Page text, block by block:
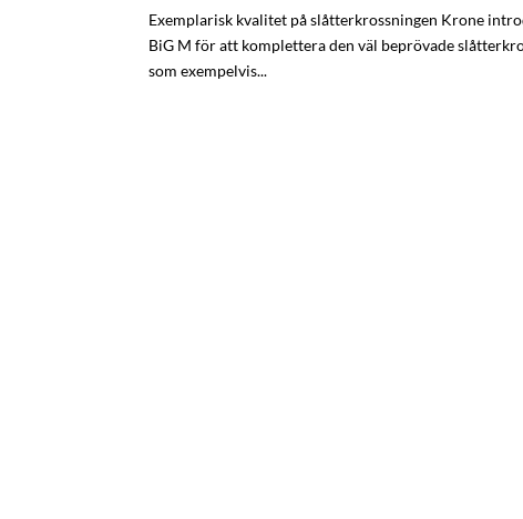
Exemplarisk kvalitet på slåtterkrossningen Krone
BiG M för att komplettera den väl beprövade
som exempelvis...